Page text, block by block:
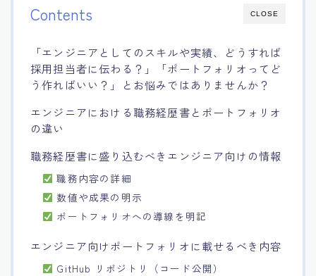
CLOSE
Contents
「エンジニアとしてのスキルや実績、どうすれば
採用担当者に伝わる？」「ポートフォリオってど
う作ればいい？」とお悩みではありませんか？
エンジニアにおける職務経歴書とポートフォリオ
の違い
職務経歴書に盛り込むべきエンジニア向けの情報
職務内容の詳細
数値や成果の明示
ポートフォリオへの導線を明記
エンジニア向けポートフォリオに載せるべき内容
GitHub リポジトリ（コード公開）